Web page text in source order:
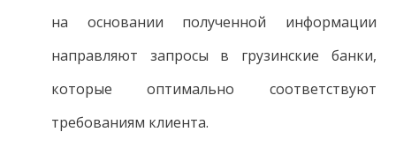
на основании полученной информации
направляют запросы в грузинские банки,
которые оптимально соответствуют
требованиям клиента.